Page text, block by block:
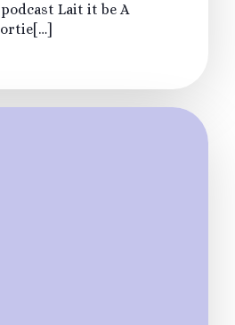
Lait it be A